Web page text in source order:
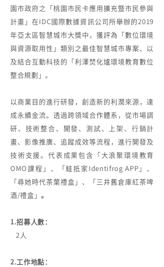
園市政府之「桃園市民卡應用擴充暨市民參與
計畫」在IDC國際數據資訊公司所舉辦的2019
年亞太區智慧城市大獎中，獲評為「數位環境
與資源取用性」類別之最佳智慧城市專案、以
及結合互動科技的「利澤焚化爐環境教育數位
整合規劃」。
以商業目的進行研發，創造新的利潤來源，達
成永續金流。透過跨領域合作體系，從市場調
研、技術整合、開發、測試、上架、行銷計
畫、影像推廣、追蹤成效等流程，進行開發及
技術支援。代表成果包含「大浪聚環境教育
OMO課程」、「蛙抵家Identifrog APP」、
「尋她時代茶葉禮盒」、「三井舊倉庫紅茶啤
酒/禮盒」。
1.招募人數：
2人
2.工作地點：